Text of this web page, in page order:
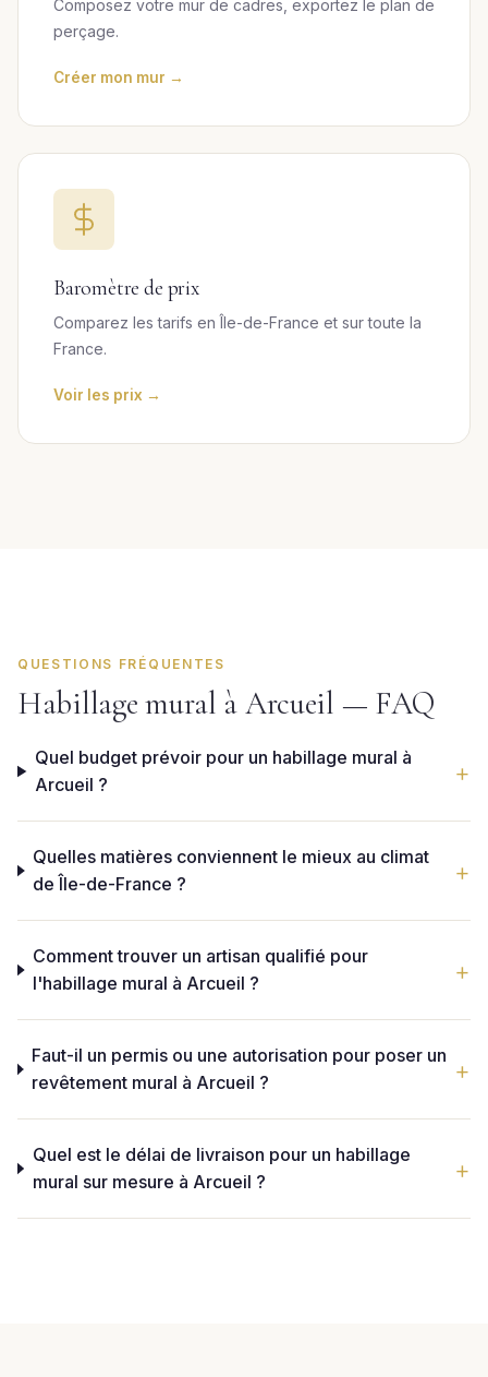
Composez votre mur de cadres, exportez le plan de
perçage.
Créer mon mur →
Baromètre de prix
Comparez les tarifs en Île-de-France et sur toute la
France.
Voir les prix →
QUESTIONS FRÉQUENTES
Habillage mural à Arcueil — FAQ
Quel budget prévoir pour un habillage mural à
Arcueil ?
Quelles matières conviennent le mieux au climat
de Île-de-France ?
Comment trouver un artisan qualifié pour
l'habillage mural à Arcueil ?
Faut-il un permis ou une autorisation pour poser un
revêtement mural à Arcueil ?
Quel est le délai de livraison pour un habillage
mural sur mesure à Arcueil ?